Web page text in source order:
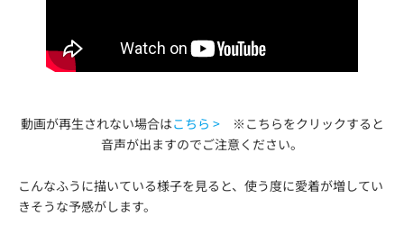
動画が再生されない場合はこちら >※こちらをクリックすると
音声が出ますのでご注意ください。
こんなふうに描いている様子を見ると、使う度に愛着が増してい
きそうな予感がします。